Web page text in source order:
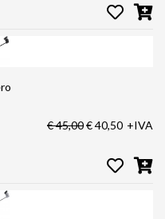
€ 45,00€ 40,50 +IVA